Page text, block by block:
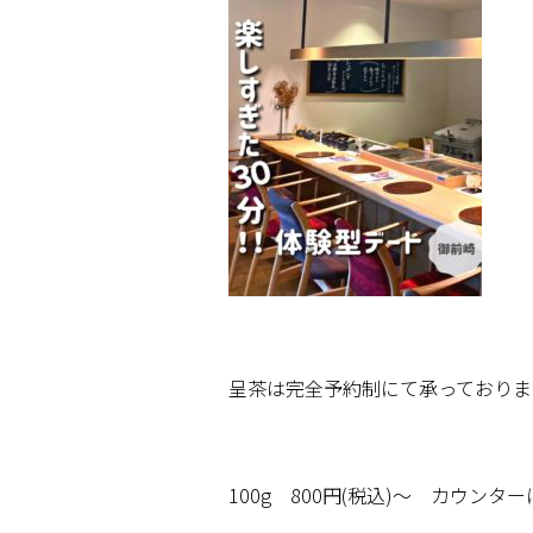
呈茶は完全予約制にて承っており
100g 800円(税込)～ カウンター